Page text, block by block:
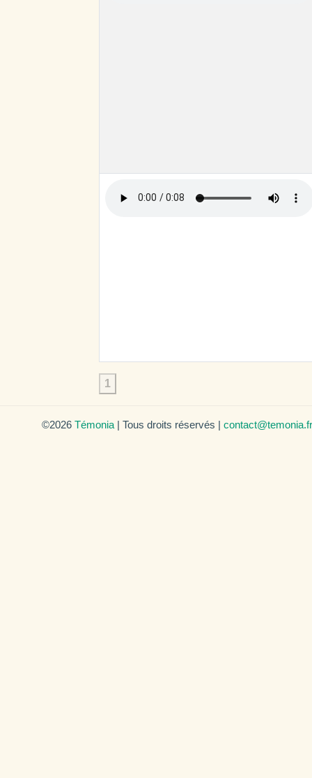
1
©2026 Témonia | Tous droits réservés | contact@temonia.fr